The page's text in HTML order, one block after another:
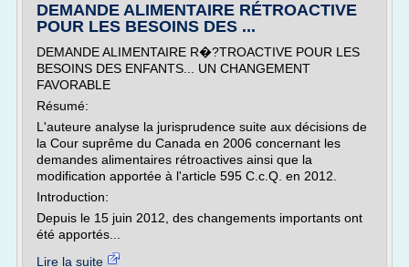
DEMANDE ALIMENTAIRE RÉTROACTIVE
POUR LES BESOINS DES ...
DEMANDE ALIMENTAIRE R�?TROACTIVE POUR LES
BESOINS DES ENFANTS... UN CHANGEMENT
FAVORABLE
Résumé:
L'auteure analyse la jurisprudence suite aux décisions de
la Cour suprême du Canada en 2006 concernant les
demandes alimentaires rétroactives ainsi que la
modification apportée à l'article 595 C.c.Q. en 2012.
Introduction:
Depuis le 15 juin 2012, des changements importants ont
été apportés...
Lire la suite